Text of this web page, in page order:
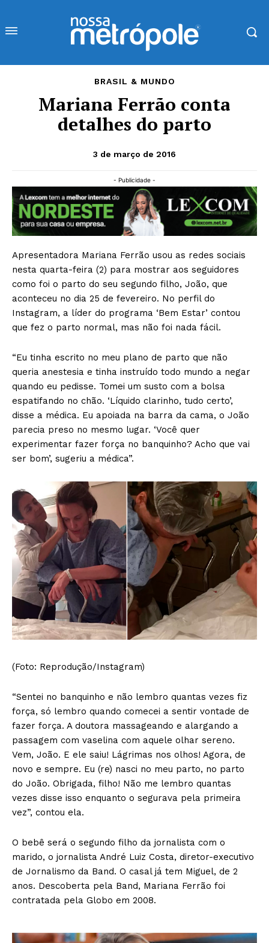
BRASIL & MUNDO
Mariana Ferrão conta
detalhes do parto
3 de março de 2016
- Publicidade -
Apresentadora Mariana Ferrão usou as redes sociais
nesta quarta-feira (2) para mostrar aos seguidores
como foi o parto do seu segundo filho, João, que
aconteceu no dia 25 de fevereiro. No perfil do
Instagram, a líder do programa ‘Bem Estar’ contou
que fez o parto normal, mas não foi nada fácil.
“Eu tinha escrito no meu plano de parto que não
queria anestesia e tinha instruído todo mundo a negar
quando eu pedisse. Tomei um susto com a bolsa
espatifando no chão. ‘Líquido clarinho, tudo certo’,
disse a médica. Eu apoiada na barra da cama, o João
parecia preso no mesmo lugar. ‘Você quer
experimentar fazer força no banquinho? Acho que vai
ser bom’, sugeriu a médica”.
(Foto: Reprodução/Instagram)
“Sentei no banquinho e não lembro quantas vezes fiz
força, só lembro quando comecei a sentir vontade de
fazer força. A doutora massageando e alargando a
passagem com vaselina com aquele olhar sereno.
Vem, João. E ele saiu! Lágrimas nos olhos! Agora, de
novo e sempre. Eu (re) nasci no meu parto, no parto
do João. Obrigada, filho! Não me lembro quantas
vezes disse isso enquanto o segurava pela primeira
vez”, contou ela.
O bebê será o segundo filho da jornalista com o
marido, o jornalista André Luiz Costa, diretor-executivo
de Jornalismo da Band. O casal já tem Miguel, de 2
anos. Descoberta pela Band, Mariana Ferrão foi
contratada pela Globo em 2008.